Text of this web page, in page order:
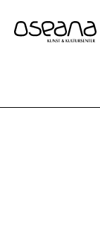
innhold
navigasjon